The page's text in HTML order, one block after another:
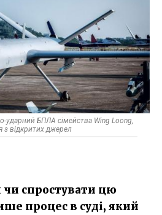
ударний БПЛА сімейства Wing Loong,
з відкритих джерел
спростувати цю
процес в суді, який